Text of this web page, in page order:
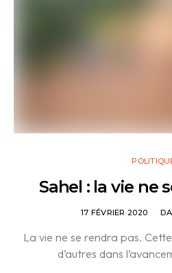
Sahel : la vie ne
17 FÉVRIER 2020
La vie ne se rendra pas.
d’autres dans